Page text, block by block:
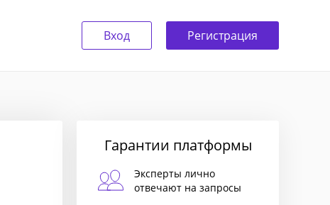
Вход Регистрация
Гарантии платформы
Эксперты лично
отвечают на запросы